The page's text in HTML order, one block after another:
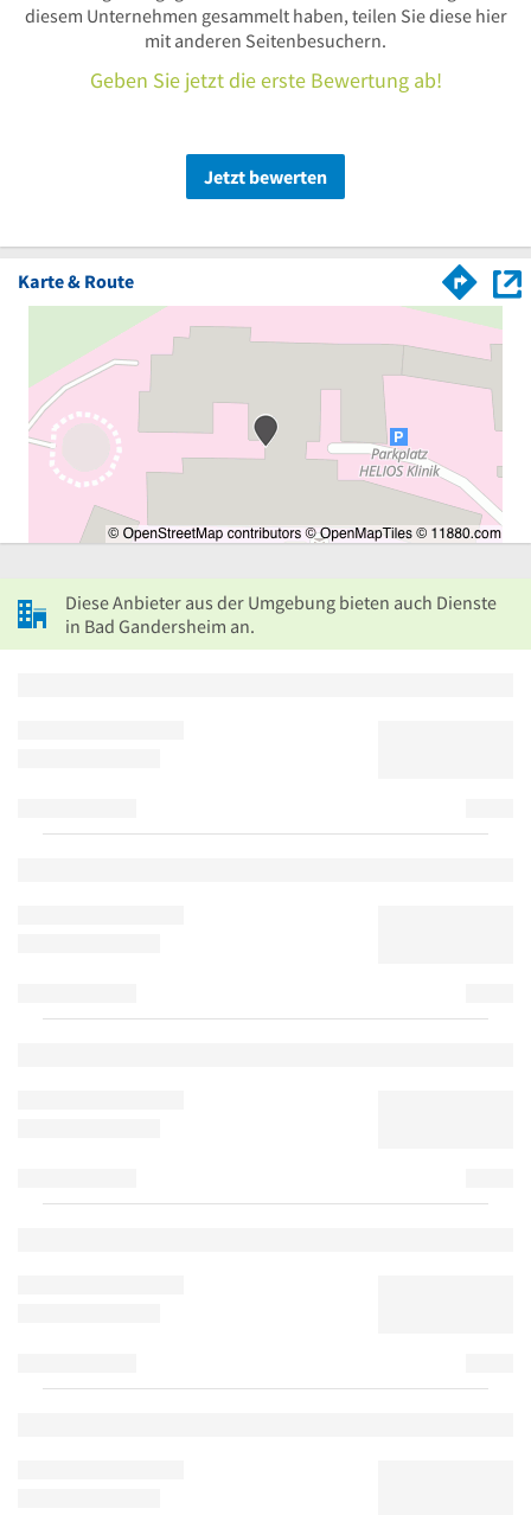
diesem Unternehmen gesammelt haben, teilen Sie diese hier
mit anderen Seitenbesuchern.
Geben Sie jetzt die erste Bewertung ab!
Jetzt bewerten
Karte & Route
Diese Anbieter aus der Umgebung bieten auch Dienste
in Bad Gandersheim an.